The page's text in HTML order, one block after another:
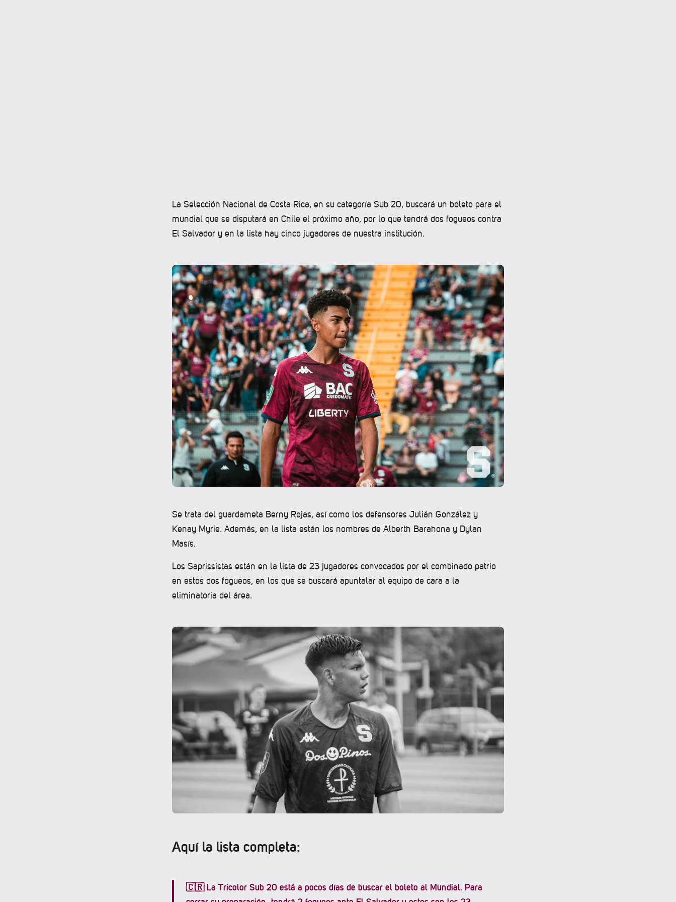
La Selección Nacional de Costa Rica, en su categoría Sub 20, buscará un boleto para el
mundial que se disputará en Chile el próximo año, por lo que tendrá dos fogueos contra
El Salvador y en la lista hay cinco jugadores de nuestra institución.
Se trata del guardameta Berny Rojas, así como los defensores Julián González y
Kenay Myrie. Además, en la lista están los nombres de Alberth Barahona y Dylan
Masís.
Los Saprissistas están en la lista de 23 jugadores convocados por el combinado patrio
en estos dos fogueos, en los que se buscará apuntalar al equipo de cara a la
eliminatoria del área.
Aquí la lista completa:
🇨🇷 La Tricolor Sub 20 está a pocos días de buscar el boleto al Mundial. Para